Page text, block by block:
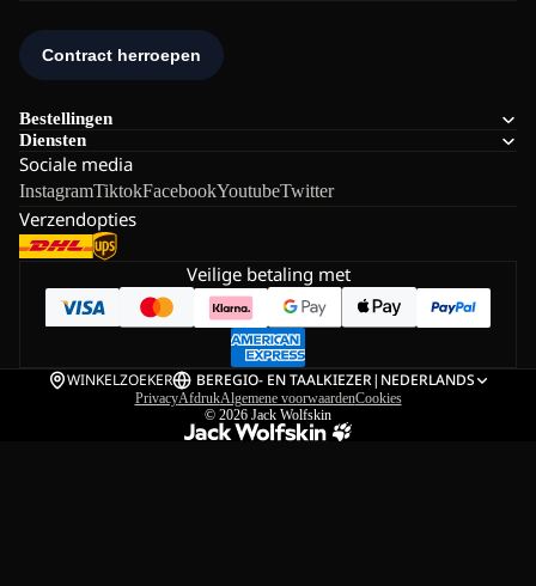
Bestellingen
Diensten
Sociale media
InstagramTiktokFacebookYoutubeTwitter
Verzendopties
Veilige betaling met
WINKELZOEKER BEREGIO- EN TAALKIEZER| NEDERLANDS
PrivacyAfdrukAlgemene voorwaardenCookies
© 2026 Jack Wolfskin